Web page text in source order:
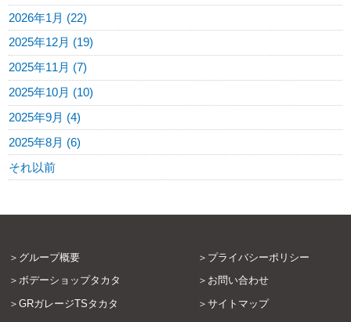
2026年1月 (22)
2025年12月 (19)
2025年11月 (7)
2025年10月 (10)
2025年9月 (4)
2025年8月 (6)
それ以前
グループ概要
ボデーショップタカタ
GRガレージTSタカタ
プライバシーポリシー
お問い合わせ
サイトマップ